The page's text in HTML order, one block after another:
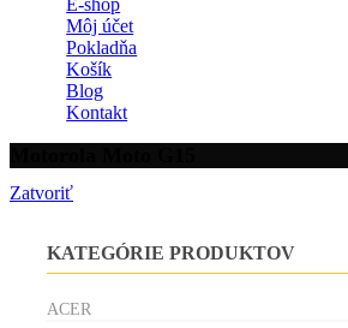
E-shop
Môj účet
Pokladňa
Košík
Blog
Kontakt
Zatvoriť
KATEGÓRIE PRODUKTOV
ACER